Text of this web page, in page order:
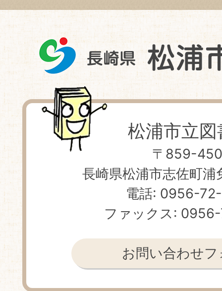
松浦市立図
〒859-
長崎県松浦市志佐町浦
電話: 0956-
ファックス:
お問い合わせフ